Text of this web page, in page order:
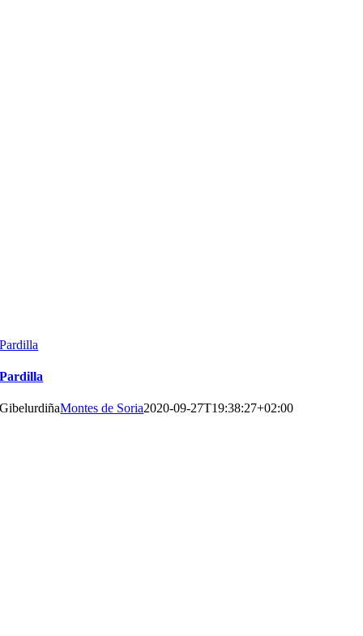
Pardilla
Pardilla
GibelurdiñaMontes de Soria2020-09-27T19:38:27+02:00